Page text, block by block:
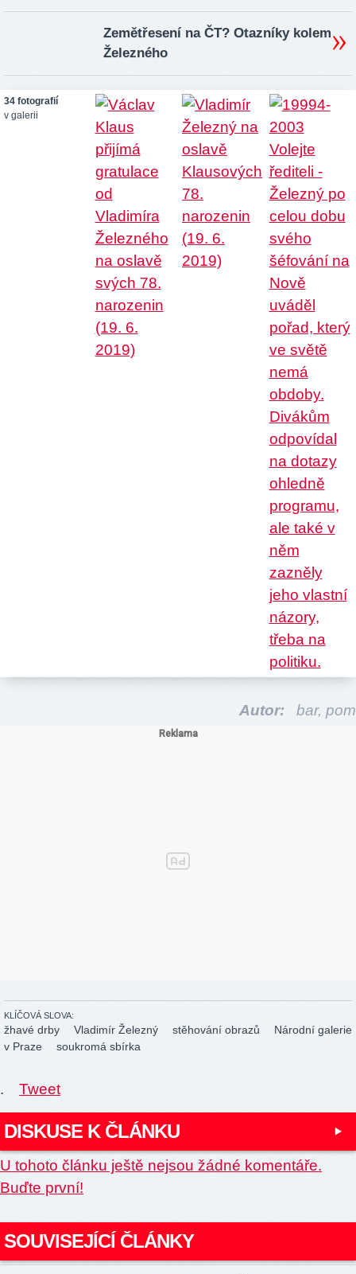
Zemětřesení na ČT? Otazníky kolem
Železného
34 fotografií
v galerii
Autor: bar, pom
KLÍČOVÁ SLOVA:
žhavé drby Vladimír Železný stěhování obrazů
Národní galerie
v Praze
soukromá sbírka
. Tweet
DISKUSE K ČLÁNKU
U tohoto článku ještě nejsou žádné komentáře.
Buďte první!
SOUVISEJÍCÍ ČLÁNKY